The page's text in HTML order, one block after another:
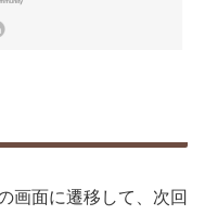
画面に遷移して、次回